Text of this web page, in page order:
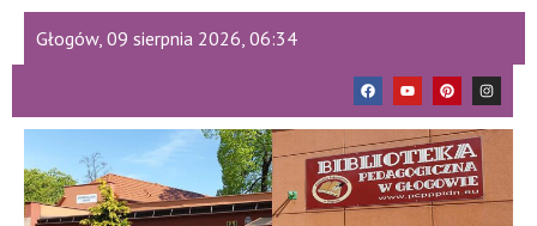
Głogów, 09 sierpnia 2026, 06:34